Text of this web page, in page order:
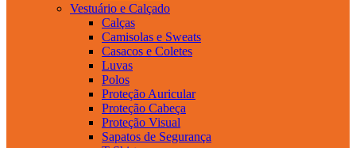
Vestuário e Calçado
Calças
Camisolas e Sweats
Casacos e Coletes
Luvas
Polos
Proteção Auricular
Proteção Cabeça
Proteção Visual
Sapatos de Segurança